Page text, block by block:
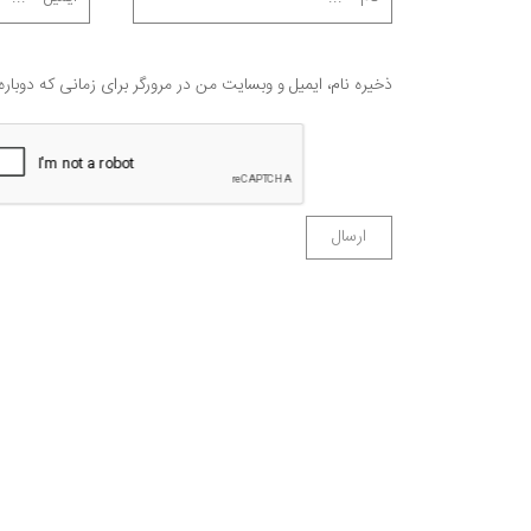
ذخیره نام، ایمیل و وبسایت من در مرورگر برای زمانی که